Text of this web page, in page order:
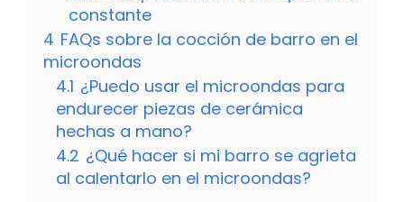
constante
4 FAQs sobre la cocción de barro en el
microondas
4.1 ¿Puedo usar el microondas para
endurecer piezas de cerámica
hechas a mano?
4.2 ¿Qué hacer si mi barro se agrieta
al calentarlo en el microondas?